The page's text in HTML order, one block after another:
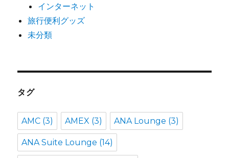
インターネット
旅行便利グッズ
未分類
タグ
AMC (3) AMEX (3) ANA Lounge (3)
ANA Suite Lounge (14)